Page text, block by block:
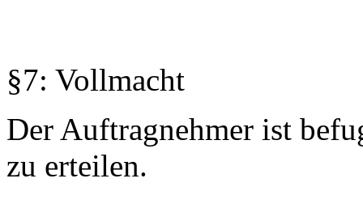
§7: Vollmacht
Der Auftragnehmer ist
zu erteilen.